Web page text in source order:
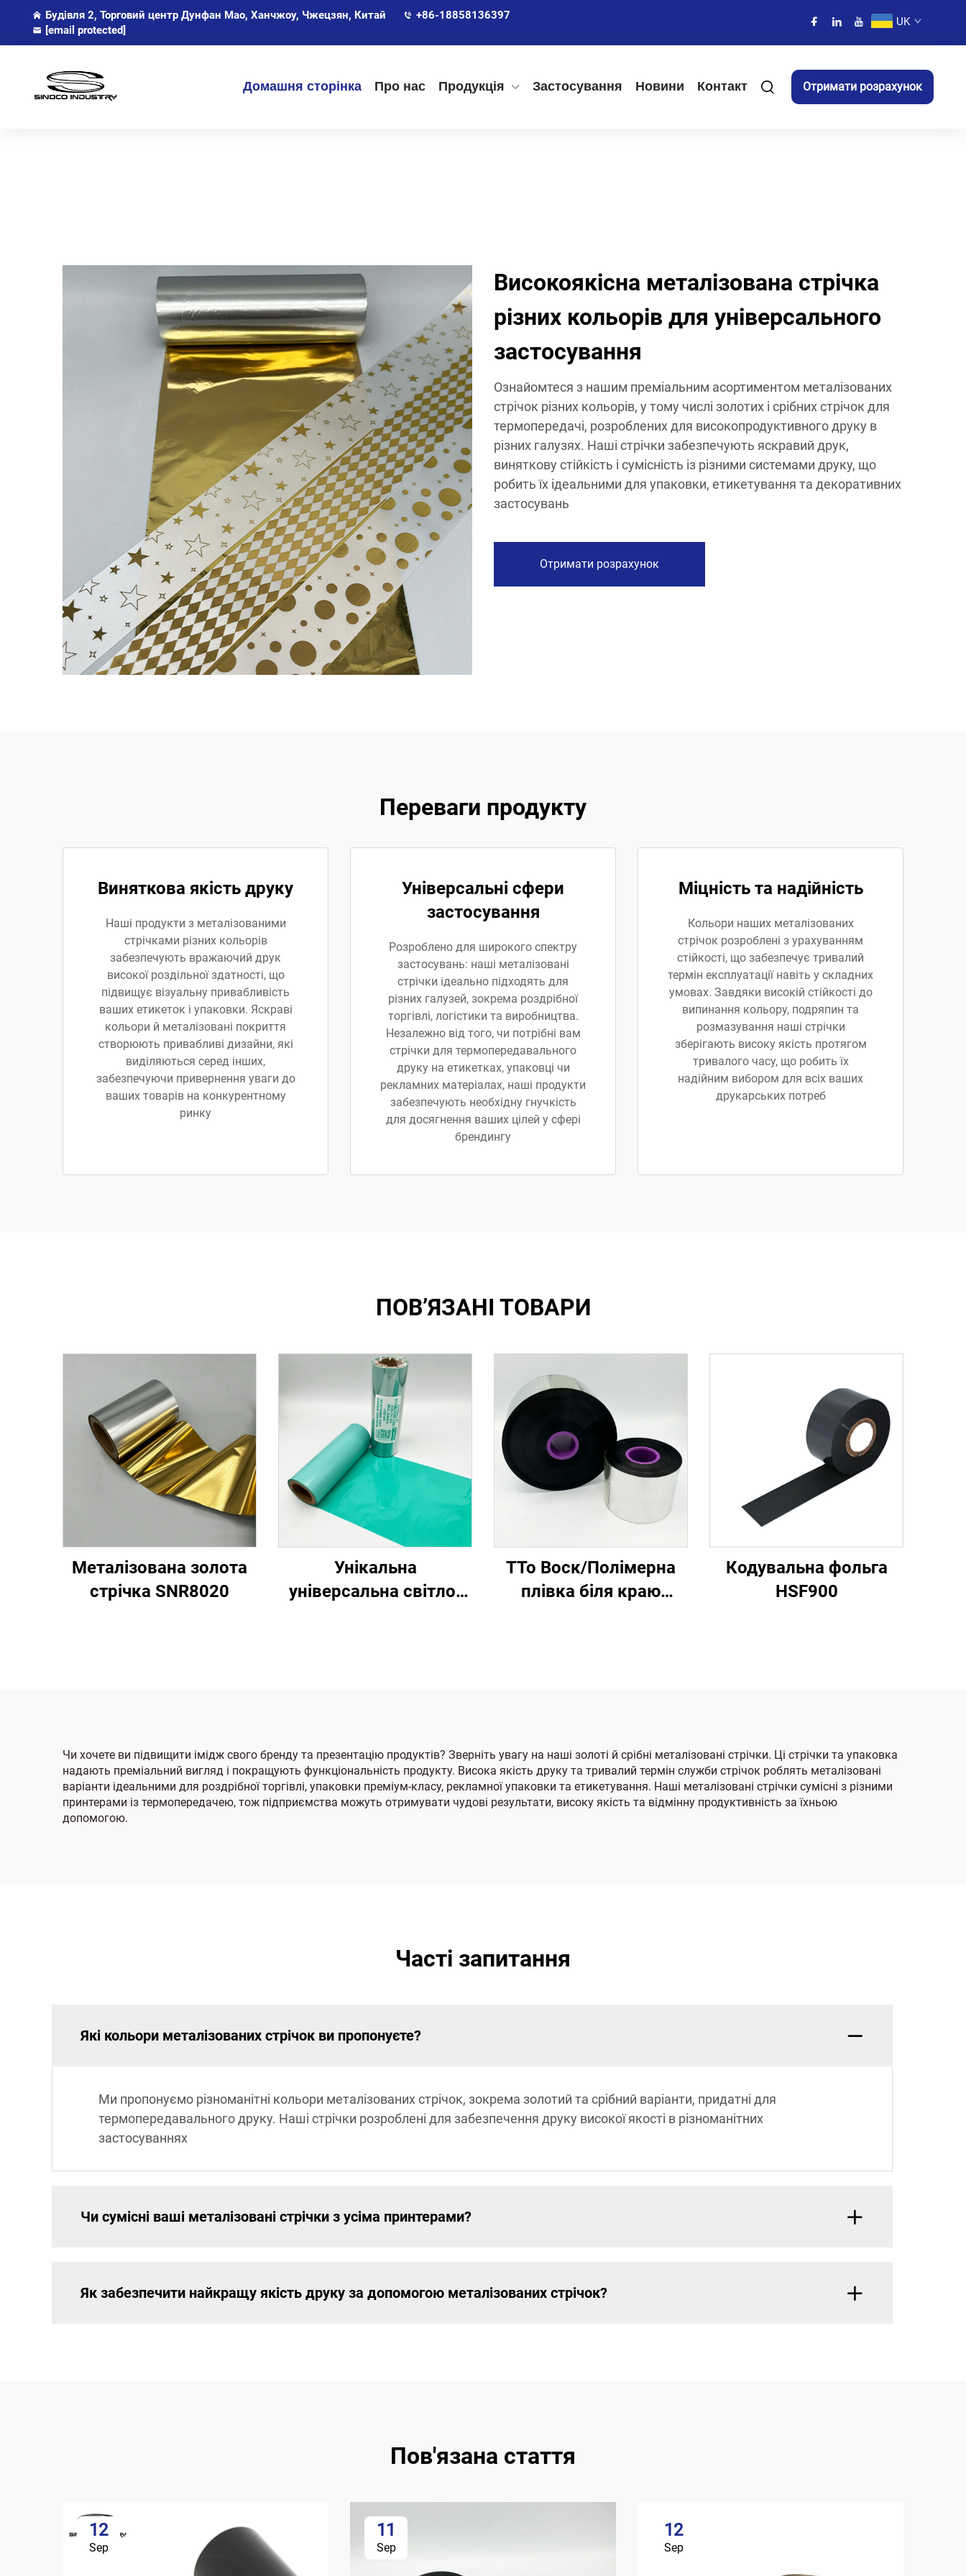
Будівля 2, Торговий центр Дунфан Мао, Ханчжоу, Чжецзян, Китай
+86-18858136397
[email protected]
UK
Домашня сторінка Про нас Продукція Застосування Новини Контакт Отримати розрахунок
Високоякісна металізована стрічка
різних кольорів для універсального
застосування
Ознайомтеся з нашим преміальним асортиментом металізованих
стрічок різних кольорів, у тому числі золотих і срібних стрічок для
термопередачі, розроблених для високопродуктивного друку в
різних галузях. Наші стрічки забезпечують яскравий друк,
виняткову стійкість і сумісність із різними системами друку, що
робить їх ідеальними для упаковки, етикетування та декоративних
застосувань
Отримати розрахунок
Переваги продукту
Виняткова якість друку
Наші продукти з металізованими
стрічками різних кольорів
забезпечують вражаючий друк
високої роздільної здатності, що
підвищує візуальну привабливість
ваших етикеток і упаковки. Яскраві
кольори й металізовані покриття
створюють привабливі дизайни, які
виділяються серед інших,
забезпечуючи привернення уваги до
ваших товарів на конкурентному
ринку
Універсальні сфери
застосування
Розроблено для широкого спектру
застосувань: наші металізовані
стрічки ідеально підходять для
різних галузей, зокрема роздрібної
торгівлі, логістики та виробництва.
Незалежно від того, чи потрібні вам
стрічки для термопередавального
друку на етикетках, упаковці чи
рекламних матеріалах, наші продукти
забезпечують необхідну гнучкість
для досягнення ваших цілей у сфері
брендингу
Міцність та надійність
Кольори наших металізованих
стрічок розроблені з урахуванням
стійкості, що забезпечує тривалий
термін експлуатації навіть у складних
умовах. Завдяки високій стійкості до
випинання кольору, подряпин та
розмазування наші стрічки
зберігають високу якість протягом
тривалого часу, що робить їх
надійним вибором для всіх ваших
друкарських потреб
ПОВ’ЯЗАНІ ТОВАРИ
Металізована золота
стрічка SNR8020
Унікальна
універсальна світло-
ТТо Воск/Полімерна
плівка біля краю
Кодувальна фольга
HSF900
Чи хочете ви підвищити імідж свого бренду та презентацію продуктів? Зверніть увагу на наші золоті й срібні металізовані стрічки. Ці стрічки та упаковка
надають преміальний вигляд і покращують функціональність продукту. Висока якість друку та тривалий термін служби стрічок роблять металізовані
варіанти ідеальними для роздрібної торгівлі, упаковки преміум-класу, рекламної упаковки та етикетування. Наші металізовані стрічки сумісні з різними
принтерами із термопередачею, тож підприємства можуть отримувати чудові результати, високу якість та відмінну продуктивність за їхньою
допомогою.
Часті запитання
Які кольори металізованих стрічок ви пропонуєте?
Ми пропонуємо різноманітні кольори металізованих стрічок, зокрема золотий та срібний варіанти, придатні для
термопередавального друку. Наші стрічки розроблені для забезпечення друку високої якості в різноманітних
застосуваннях
Чи сумісні ваші металізовані стрічки з усіма принтерами?
Як забезпечити найкращу якість друку за допомогою металізованих стрічок?
Пов'язана стаття
12
Sep
11
Sep
12
Sep